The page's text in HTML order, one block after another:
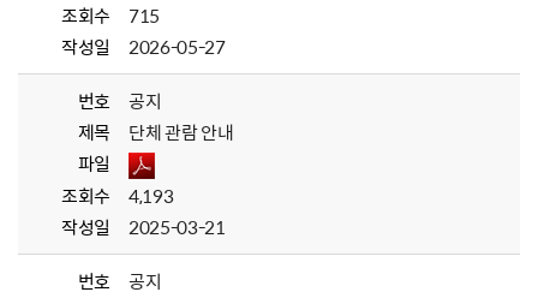
조회수
715
작성일
2026-05-27
번호
공지
제목
단체 관람 안내
파일
조회수
4,193
작성일
2025-03-21
번호
공지